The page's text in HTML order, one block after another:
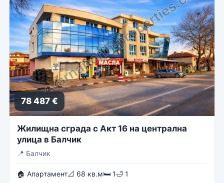
78 487 €
Жилищна сграда с Акт 16 на централна
улица в Балчик
📍 Балчик
🏠 Апартамент📐 68 кв.м🛏 1🛁 1